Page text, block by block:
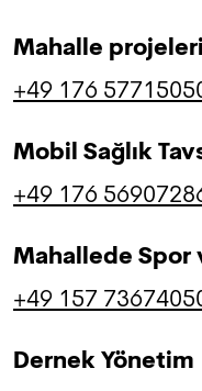
Mahalle projeleri
+49 176
Mobil Sağlık
+49 176
Mahallede Spor
+49 157
Dernek Yönetim